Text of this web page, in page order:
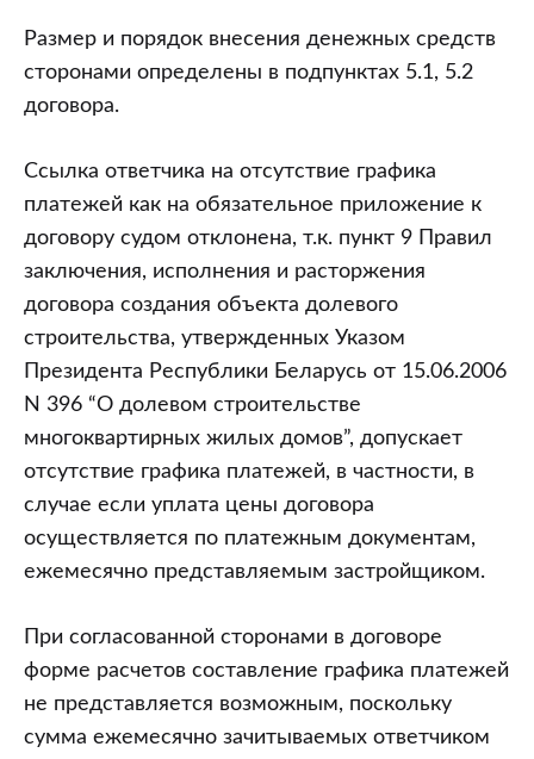
Размер и порядок внесения денежных средств
сторонами определены в подпунктах 5.1, 5.2
договора.
Ссылка ответчика на отсутствие графика
платежей как на обязательное приложение к
договору судом отклонена, т.к. пункт 9 Правил
заключения, исполнения и расторжения
договора создания объекта долевого
строительства, утвержденных Указом
Президента Республики Беларусь от 15.06.2006
N 396 “О долевом строительстве
многоквартирных жилых домов”, допускает
отсутствие графика платежей, в частности, в
случае если уплата цены договора
осуществляется по платежным документам,
ежемесячно представляемым застройщиком.
При согласованной сторонами в договоре
форме расчетов составление графика платежей
не представляется возможным, поскольку
сумма ежемесячно зачитываемых ответчиком